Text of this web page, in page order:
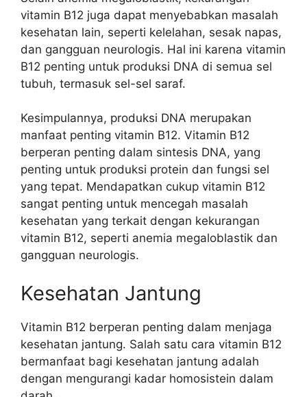
vitamin B12 juga dapat menyebabkan masalah
kesehatan lain, seperti kelelahan, sesak napas,
dan gangguan neurologis. Hal ini karena vitamin
B12 penting untuk produksi DNA di semua sel
tubuh, termasuk sel-sel saraf.
Kesimpulannya, produksi DNA merupakan
manfaat penting vitamin B12. Vitamin B12
berperan penting dalam sintesis DNA, yang
penting untuk produksi protein dan fungsi sel
yang tepat. Mendapatkan cukup vitamin B12
sangat penting untuk mencegah masalah
kesehatan yang terkait dengan kekurangan
vitamin B12, seperti anemia megaloblastik dan
gangguan neurologis.
Kesehatan Jantung
Vitamin B12 berperan penting dalam menjaga
kesehatan jantung. Salah satu cara vitamin B12
bermanfaat bagi kesehatan jantung adalah
dengan mengurangi kadar homosistein dalam